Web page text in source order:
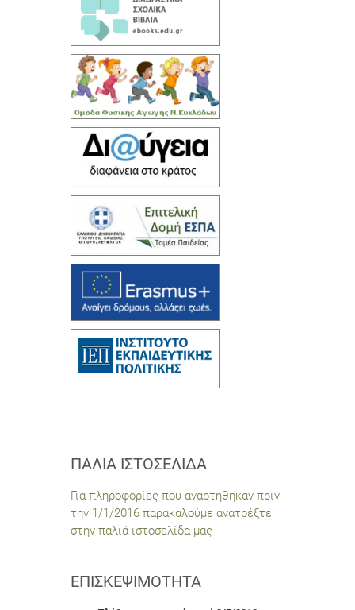
ΠΑΛΙΆ ΙΣΤΟΣΕΛΊΔΑ
Για πληροφορίες που αναρτήθηκαν πριν
την 1/1/2016 παρακαλούμε ανατρέξτε
στην παλιά ιστοσελίδα μας
ΕΠΙΣΚΕΨΙΜΌΤΗΤΑ